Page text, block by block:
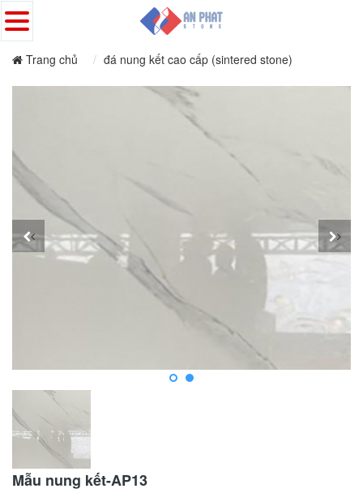
Trang chủ đá nung kết cao cấp (sintered stone)
Mẫu nung kết-AP13